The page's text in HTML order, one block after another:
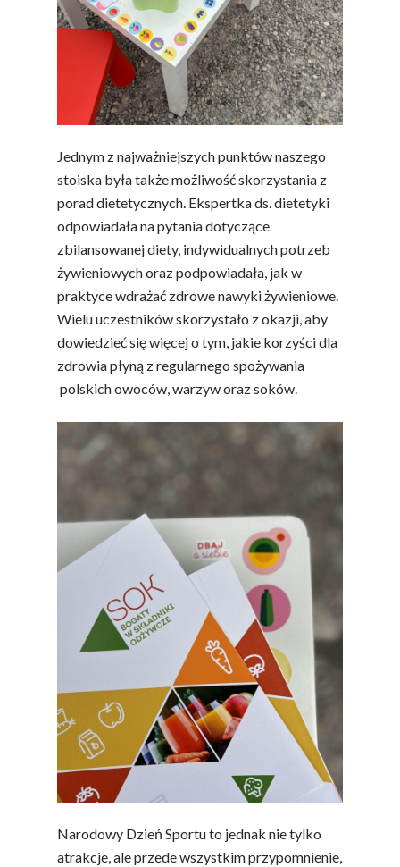
Jednym z najważniejszych punktów naszego
stoiska była także możliwość skorzystania z
porad dietetycznych. Ekspertka ds. dietetyki
odpowiadała na pytania dotyczące
zbilansowanej diety, indywidualnych potrzeb
żywieniowych oraz podpowiadała, jak w
praktyce wdrażać zdrowe nawyki żywieniowe.
Wielu uczestników skorzystało z okazji, aby
dowiedzieć się więcej o tym, jakie korzyści dla
zdrowia płyną z regularnego spożywania
polskich owoców, warzyw oraz soków.
Narodowy Dzień Sportu to jednak nie tylko
atrakcje, ale przede wszystkim przypomnienie,